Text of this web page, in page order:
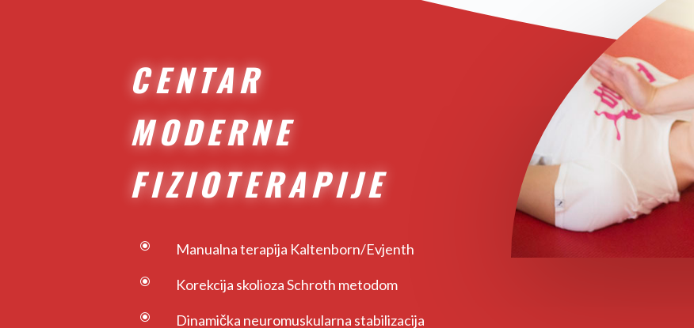
CENTAR
MODERNE
FIZIOTERAPIJE
\ Manualna terapija Kaltenborn/Evjenth
\ Korekcija skolioza Schroth metodom
\ Dinamička neuromuskularna stabilizacija